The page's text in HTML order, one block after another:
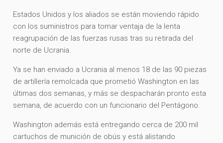
Estados Unidos y los aliados se están moviendo rápido
con los suministros para tomar ventaja de la lenta
reagrupación de las fuerzas rusas tras su retirada del
norte de Ucrania.
Ya se han enviado a Ucrania al menos 18 de las 90 piezas
de artillería remolcada que prometió Washington en las
últimas dos semanas, y más se despacharán pronto esta
semana, de acuerdo con un funcionario del Pentágono.
Washington además está entregando cerca de 200 mil
cartuchos de munición de obús y está alistando